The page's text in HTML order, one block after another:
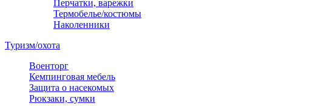
Перчатки, варежки
Термобелье/костюмы
Наколенники
Туризм/охота
Военторг
Кемпинговая мебель
Защита о насекомых
Рюкзаки, сумки